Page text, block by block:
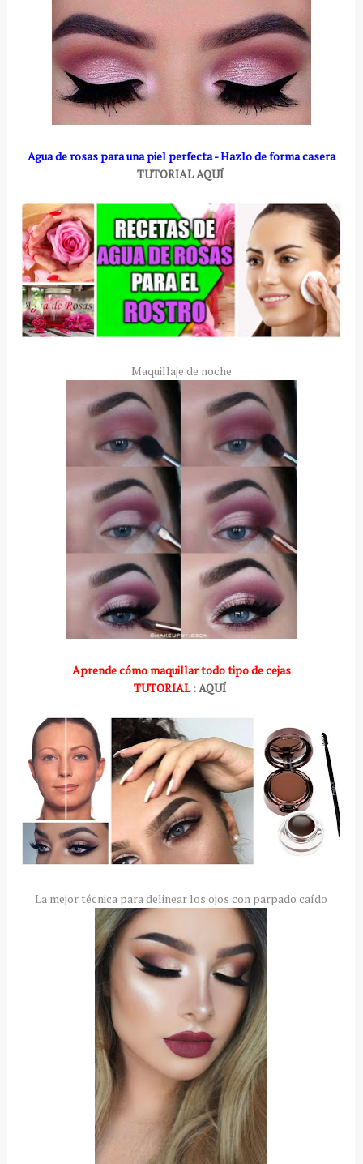
Agua de rosas para una piel perfecta - Hazlo de forma casera
TUTORIAL AQUÍ
Maquillaje de noche
Aprende cómo maquillar todo tipo de cejas
TUTORIAL: AQUÍ
La mejor técnica para delinear los ojos con parpado caído